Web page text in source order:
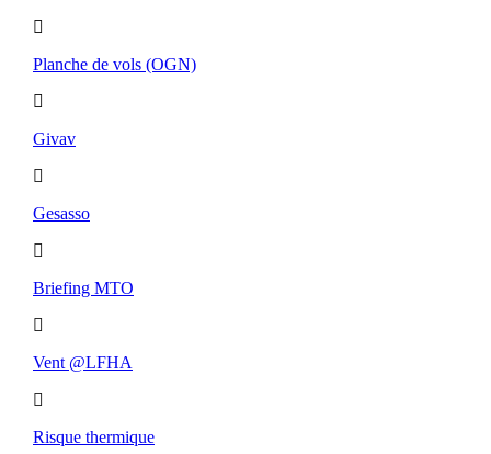
Planche de vols (OGN)
Givav
Gesasso
Briefing MTO
Vent @LFHA
Risque thermique